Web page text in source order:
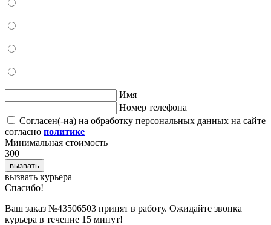
Имя
Номер телефона
Согласен(-на) на обработку персональных данных на сайте
согласно политике
Минимальная стоимость
300
вызвать
вызвать курьера
Cпасибо!
Ваш заказ №43506503 принят в работу. Ожидайте звонка
курьера в течение 15 минут!